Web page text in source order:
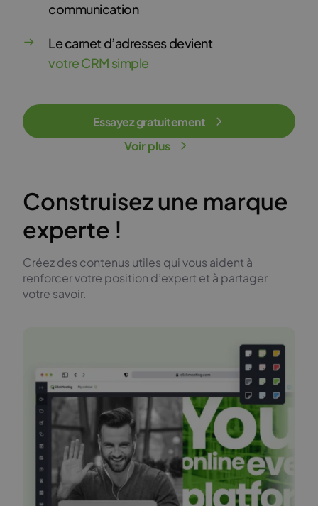
communication
Le carnet d’adresses devient
votre CRM simple
Essayez gratuitement
Voir plus
Construisez une marque
experte !
Créez des contenus utiles qui vous aident à
renforcer votre position d’expert et à partager
votre savoir.